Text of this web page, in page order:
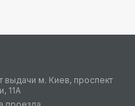
выдачи м. Киев, проспект
11А